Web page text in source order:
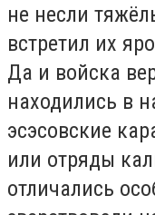
не несли
встретил их
Да и войска
находились в
эсэсовские
или отряды
отличались